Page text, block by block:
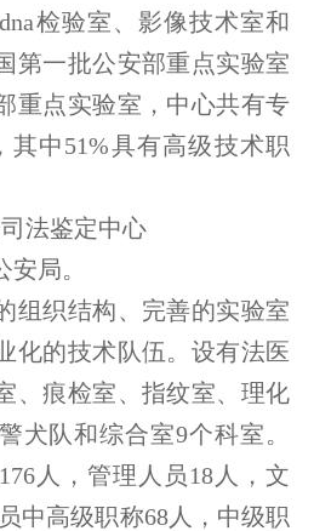
检验室、影像技术室和
第一批公安部重点实验室
重点实验室，中心共有专
其中51%具有高级技术职
法鉴定中心
局。
织结构、完善的实验室
化的技术队伍。设有法医
、痕检室、指纹室、理化
犬队和综合室9个科室。
人，管理人员18人，文
中高级职称68人，中级职